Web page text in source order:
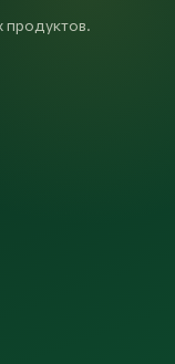
продуктов.